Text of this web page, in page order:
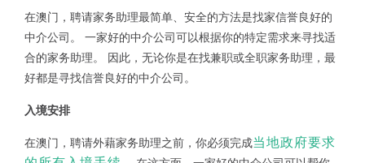
在澳门，聘请家务助理最简单、安全的方法是找家信誉良好的
中介公司。 一家好的中介公司可以根据你的特定需求来寻找适
合的家务助理。 因此，无论你是在找兼职或全职家务助理，最
好都是寻找信誉良好的中介公司。
入境安排
在澳门，聘请外藉家务助理之前，你必须完成当地政府要求